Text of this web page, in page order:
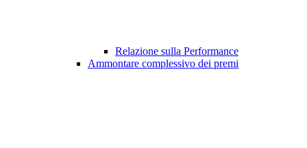
Relazione sulla Performance
Ammontare complessivo dei premi